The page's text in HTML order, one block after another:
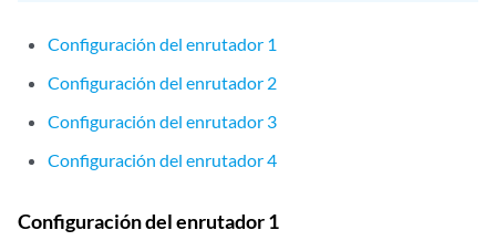
Configuración del enrutador 1
Configuración del enrutador 2
Configuración del enrutador 3
Configuración del enrutador 4
Configuración del enrutador 1